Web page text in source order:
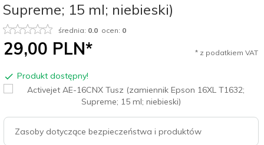
Supreme; 15 ml; niebieski)
średnia: 0.0 ocen: 0
29,00 PLN* * z podatkiem VAT
Produkt dostępny!
Zasoby dotyczące bezpieczeństwa i produktów